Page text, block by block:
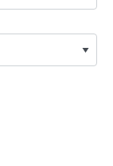
für